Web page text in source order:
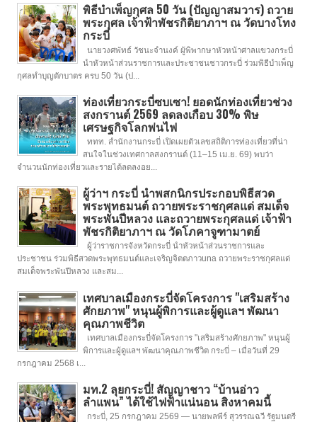
พิธีบำเพ็ญกุศล 50 วัน (ปัญญาสมวาร) ถวาย
พระกุศล เจ้าฟ้าพัชรกิติยาภาฯ ณ วัดบางโทง
กระบี่
นายวงศพัทธ์ วัชนะจำนงค์ ผู้พิพากษาหัวหน้าศาลแขวงกระบี่
นำหัวหน้าส่วนราชการและประชาชนชาวกระบี่ ร่วมพิธีบำเพ็ญ
กุศลทำบุญตักบาตร ครบ 50 วัน (ป...
ท่องเที่ยวกระบี่ซบเซา! ยอดนักท่องเที่ยวช่วง
สงกรานต์ 2569 ลดลงเกือบ 30% พิษ
เศรษฐกิจโลกพ่นไฟ
ททท. สำนักงานกระบี่ เปิดเผยตัวเลขสถิติการท่องเที่ยวที่น่า
สนใจในช่วงเทศกาลสงกรานต์ (11–15 เม.ย. 69) พบว่า
จำนวนนักท่องเที่ยวและรายได้ลดลงอย...
ผู้ว่าฯ กระบี่ นำพสกนิกรประกอบพิธีสวด
พระพุทธมนต์ ถวายพระราชกุศลแด่ สมเด็จ
พระพันปีหลวง และถวายพระกุศลแด่ เจ้าฟ้า
พัชรกิติยาภาฯ ณ วัดโภคาจูฑามาตย์
ผู้ว่าราชการจังหวัดกระบี่ นำหัวหน้าส่วนราชการและ
ประชาชน ร่วมพิธีสวดพระพุทธมนต์และเจริญจิตตภาวuna ถวายพระราชกุศลแด่
สมเด็จพระพันปีหลวง และสม...
เทศบาลเมืองกระบี่จัดโครงการ "เสริมสร้าง
ศักยภาพ" หนุนผู้พิการและผู้ดูแลฯ พัฒนา
คุณภาพชีวิต
เทศบาลเมืองกระบี่จัดโครงการ "เสริมสร้างศักยภาพ" หนุนผู้
พิการและผู้ดูแลฯ พัฒนาคุณภาพชีวิต กระบี่ – เมื่อวันที่ 29
กรกฎาคม 2568 เ...
มท.2 ลุยกระบี่! สัญญาชาว “บ้านอ่าว
ลำแพน” ได้ใช้ไฟฟ้าแน่นอน สิงหาคมนี้
กระบี่, 25 กรกฎาคม 2569 — นายพลพีร์ สุวรรณฉวี รัฐมนตรี